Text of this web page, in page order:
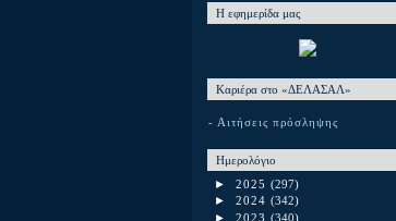
Η εφημερίδα μας
Καριέρα στο «ΔΕΛΑΣΑΛ»
- Αιτήσεις πρόσληψης
Ημερολόγιο
► 2025 (297)
► 2024 (342)
► 2023 (340)